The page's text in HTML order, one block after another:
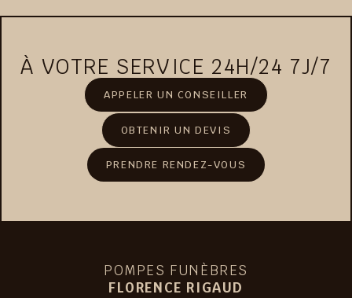
À VOTRE SERVICE 24H/24 7J/7
APPELER UN CONSEILLER
OBTENIR UN DEVIS
PRENDRE RENDEZ-VOUS
POMPES FUNÈBRES
FLORENCE RIGAUD